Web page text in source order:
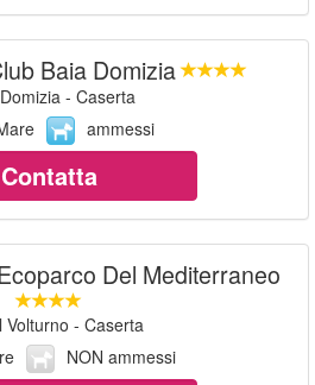
Baia Domizia
- Caserta
ammessi
Contatta
Del Mediterraneo
Volturno - Caserta
NON ammessi